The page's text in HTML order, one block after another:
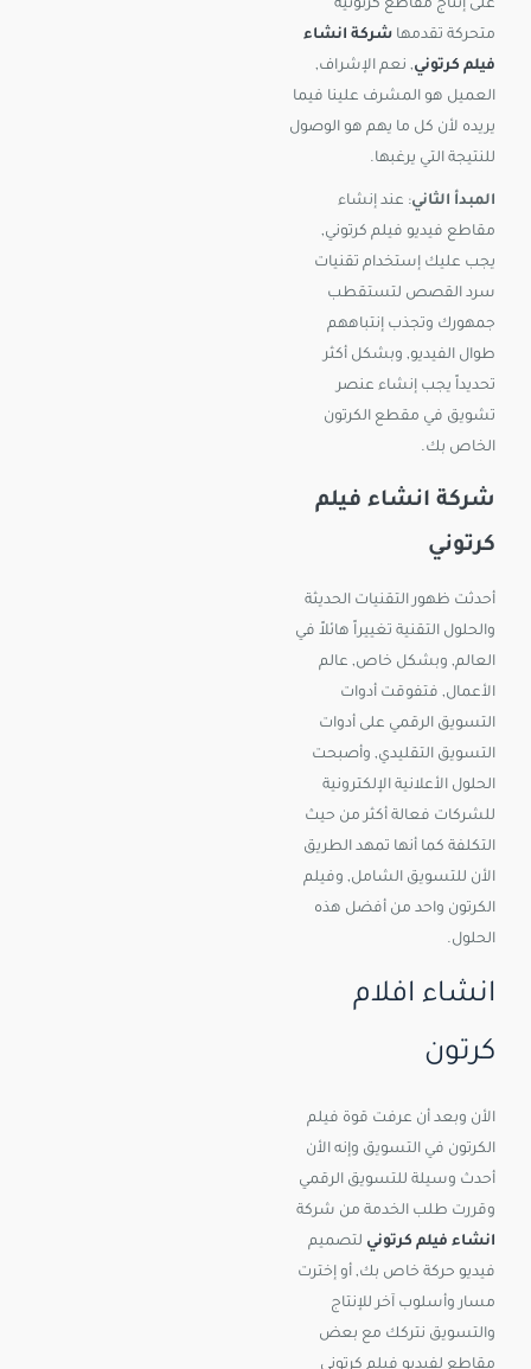
على إنتاج مقاطع كرتونية
متحركة تقدمها شركة انشاء
فيلم كرتوني, نعم الإشراف,
العميل هو المشرف علينا فيما
يريده لأن كل ما يهم هو الوصول
للنتيجة التي يرغبها.
المبدأ الثاني: عند إنشاء
مقاطع فيديو فيلم كرتوني,
يجب عليك إستخدام تقنيات
سرد القصص لتستقطب
جمهورك وتجذب إنتباههم
طوال الفيديو, وبشكل أكثر
تحديداً يجب إنشاء عنصر
تشويق في مقطع الكرتون
الخاص بك.
شركة انشاء فيلم
كرتوني
أحدثت ظهور التقنيات الحديثة
والحلول التقنية تغييراً هائلاً في
العالم, وبشكل خاص, عالم
الأعمال, فتفوقت أدوات
التسويق الرقمي على أدوات
التسويق التقليدي, وأصبحت
الحلول الأعلانية الإلكترونية
للشركات فعالة أكثر من حيث
التكلفة كما أنها تمهد الطريق
الأن للتسويق الشامل, وفيلم
الكرتون واحد من أفضل هذه
الحلول.
انشاء افلام
كرتون
الأن وبعد أن عرفت قوة فيلم
الكرتون في التسويق وإنه الأن
أحدث وسيلة للتسويق الرقمي
وقررت طلب الخدمة من شركة
انشاء فيلم كرتوني لتصميم
فيديو حركة خاص بك, أو إخترت
مسار وأسلوب آخر للإنتاج
والتسويق نتركك مع بعض